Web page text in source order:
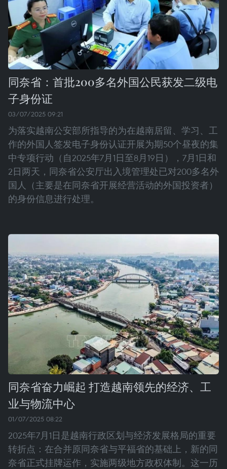
同奈省：首批200多名外国公民获发二级电
子身份证
03/07/2025 09:21
为落实越南公安部所指导的为在越南居留、学习、工
作的外国人签发电子身份认证开展为期50个昼夜的集
中专项行动（自2025年7月1日至8月19日），7月1日和
2日两天，同奈省公安厅出入境管理处已对200多名外
国人（主要是在同奈省开展经营活动的外国投资者）
的身份信息进行处理。
同奈省奋力崛起 打造越南领先的经济、工
业与物流中心
01/07/2025 08:22
2025年7月1日是越南行政区划与经济发展格局的重要
转折点：在合并原同奈省与平福省的基础上，新的同
奈省正式挂牌运作，实施两级地方政权体制。这一历